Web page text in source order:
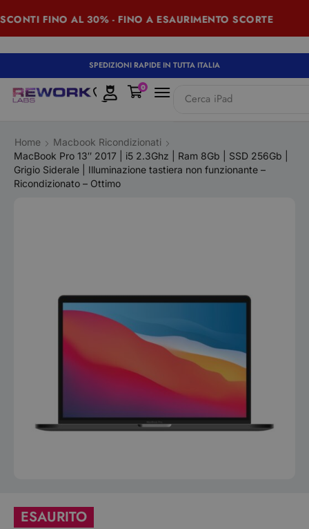
FINO AL 30% - FINO A ESAURIMENTO SCORTE
SPEDIZIONI RAPIDE IN TUTTA ITALIA
Cerca iPad
0
Home
Macbook Ricondizionati
MacBook Pro 13″ 2017 | i5 2.3Ghz | Ram 8Gb | SSD 256Gb |
Grigio Siderale | Illuminazione tastiera non funzionante –
Ricondizionato – Ottimo
ESAURITO